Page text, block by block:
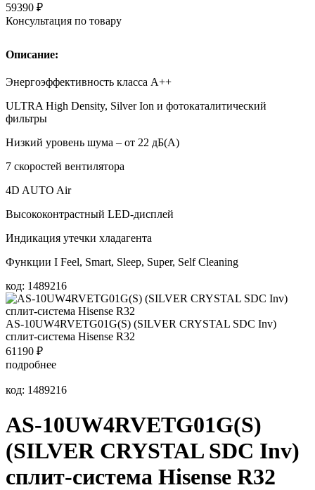
59390 ₽
Консультация по товару
Описание:
Энергоэффективность класса А++
ULTRA High Density, Silver Ion и фотокаталитический
фильтры
Низкий уровень шума – от 22 дБ(А)
7 скоростей вентилятора
4D AUTO Air
Высококонтрастный LED-дисплей
Индикация утечки хладагента
Функции I Feel, Smart, Sleep, Super, Self Cleaning
код: 1489216
AS-10UW4RVETG01G(S) (SILVER CRYSTAL SDC Inv)
сплит-система Hisense R32
61190 ₽
подробнее
код: 1489216
AS-10UW4RVETG01G(S)
(SILVER CRYSTAL SDC Inv)
сплит-система Hisense R32